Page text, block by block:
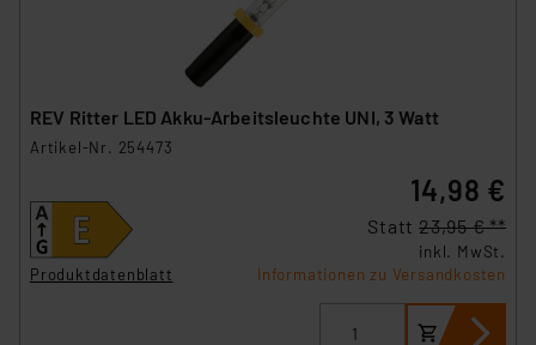
REV Ritter LED Akku-Arbeitsleuchte UNI, 3 Watt
Artikel-Nr. 254473
Produktdatenblatt
14,98 €
Statt 23,95 € **
inkl. MwSt.
Informationen zu Versandkosten